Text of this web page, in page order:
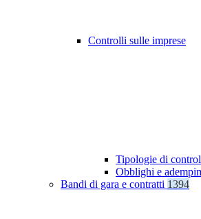
Controlli sulle imprese
Tipologie di
Obblighi e
Bandi di gara e contratti 1394